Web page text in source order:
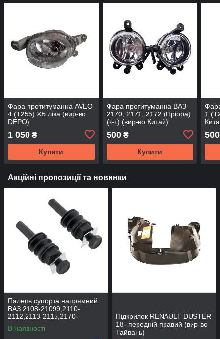
Фара протитуманна AVEO
4 (Т255) ХБ ліва (вир-во
DEPO)
1 050 ₴
Купити
Фара протитуманна ВАЗ
2170, 2171, 2172 (Пріора)
(к-т) (вир-во Китай)
500₴
Купити
1
500
Акційні пропозиції та новинки
Палець супорта напрямний
ВАЗ 2108-21099,2110-
2112,2113-2115,2170-
2172,2190, 1117-1119 (к-т
2шт) (вир-во BEG-LINE)
В наявності
Підкрилок RENAULT DUSTER
18- передній правий (вир-во
Тайвань)